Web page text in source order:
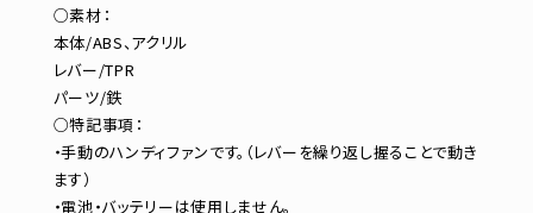
○素材：
本体/ABS、アクリル
レバー/TPR
パーツ/鉄
○特記事項：
・手動のハンディファンです。（レバーを繰り返し握ることで動き
ます）
・電池・バッテリーは使用しません。